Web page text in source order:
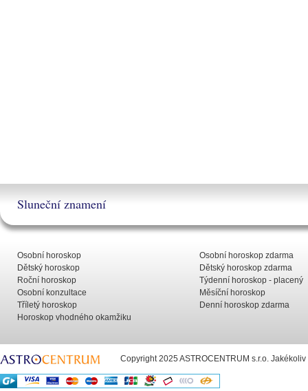
Sluneční znamení
Osobní horoskop
Dětský horoskop
Roční horoskop
Osobní konzultace
Tříletý horoskop
Horoskop vhodného okamžiku
Osobní horoskop zdarma
Dětský horoskop zdarma
Týdenní horoskop - placený
Měsíční horoskop
Denní horoskop zdarma
Copyright 2025 ASTROCENTRUM s.r.o.